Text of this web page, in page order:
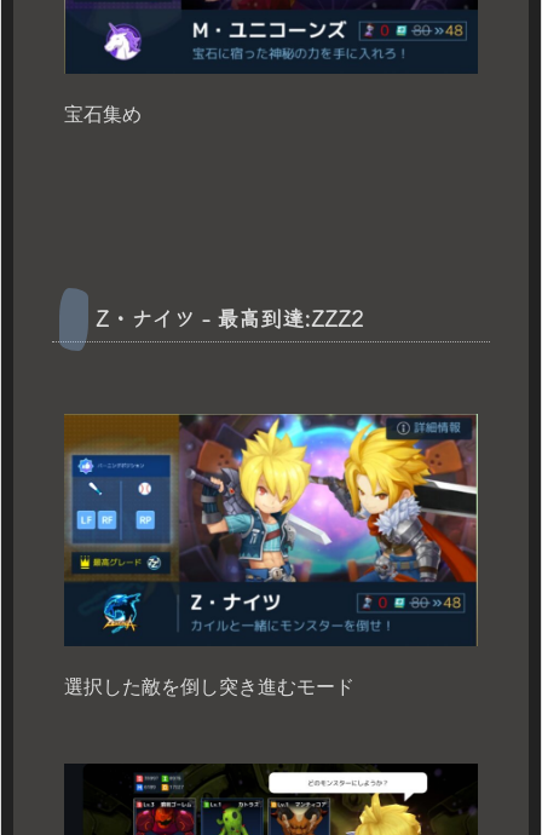
宝石集め
Z・ナイツ - 最高到達:ZZZ2
選択した敵を倒し突き進むモード